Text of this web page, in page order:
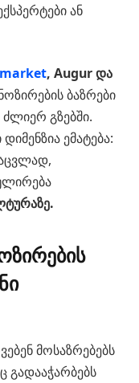
ან
, Augur და
ბაზრები
გზებში.
ემატება:
მოსაზრებებს
გადააჭარბებს